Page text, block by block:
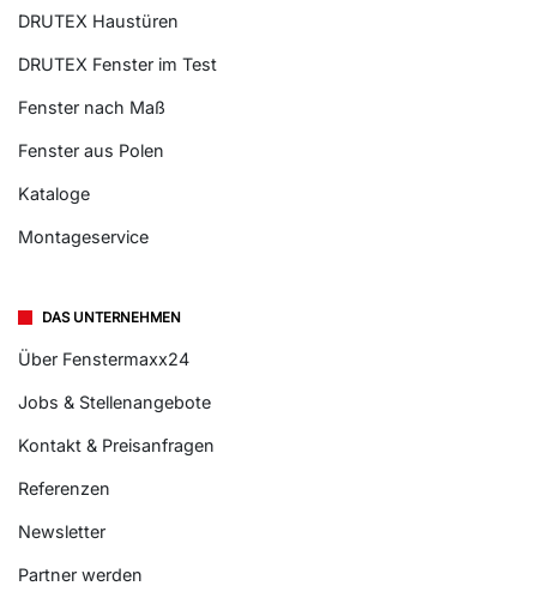
DRUTEX Haustüren
DRUTEX Fenster im Test
Fenster nach Maß
Fenster aus Polen
Kataloge
Montageservice
DAS UNTERNEHMEN
Über Fenstermaxx24
Jobs & Stellenangebote
Kontakt & Preisanfragen
Referenzen
Newsletter
Partner werden